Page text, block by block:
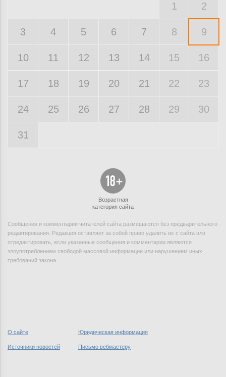
1 2
3 4 5 6 7 8 9
10 11 12 13 14 15 16
17 18 19 20 21 22 23
24 25 26 27 28 29 30
31
Возрастная
категория сайта
Сообщения и комментарии читателей сайта размещаются без предварительного
редактирования. Редакция оставляет за собой право удалить их с сайта или
отредактировать, если указанные сообщения и комментарии являются
злоупотреблением свободой массовой информации или нарушением иных
требований закона.
О сайте Юридическая информация
Источники новостей Письмо вебмастеру